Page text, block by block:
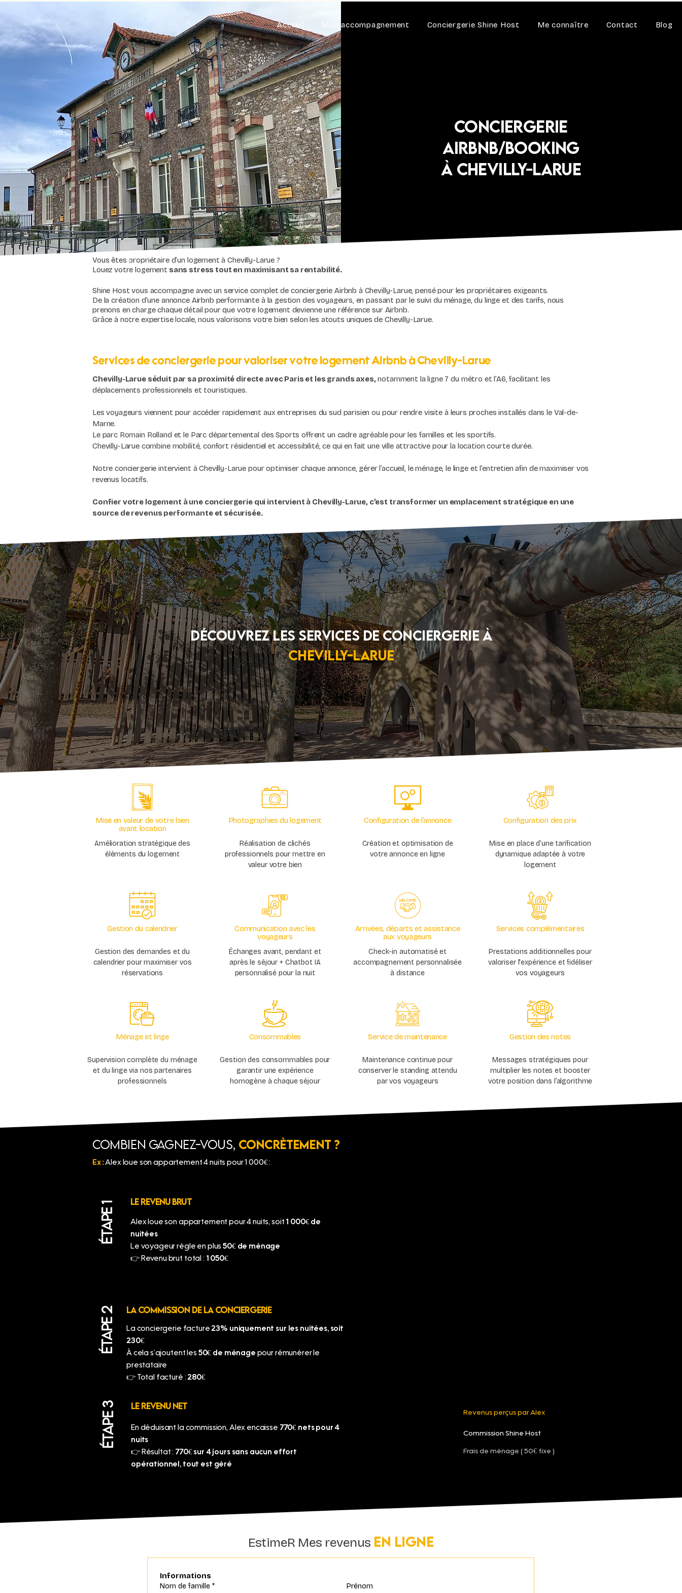
Accueil Mon accompagnement Conciergerie Shine Host Me connaître Contact Blog
Conciergerie
Airbnb/Booking
à Chevilly-Larue
Vous êtes propriétaire d’un logement à Chevilly-Larue ?
Louez votre logement sans stress tout en maximisant sa rentabilité.
Shine Host vous accompagne avec un service complet de conciergerie Airbnb à Chevilly-Larue, pensé pour les propriétaires exigeants.
De la création d’une annonce Airbnb performante à la gestion des voyageurs, en passant par le suivi du ménage, du linge et des tarifs, nous
prenons en charge chaque détail pour que votre logement devienne une référence sur Airbnb.
Grâce à notre expertise locale, nous valorisons votre bien selon les atouts uniques de Chevilly-Larue.
Services de conciergerie pour valoriser votre logement Airbnb à Chevilly-Larue
Chevilly-Larue séduit par sa proximité directe avec Paris et les grands axes,notamment la ligne 7 du métro et l’A6, facilitant les
déplacements professionnels et touristiques.
Les voyageurs viennent pour accéder rapidement aux entreprises du sud parisien ou pour rendre visite à leurs proches installés dans le Val-de-
Marne.
Le parc Romain Rolland et le Parc départemental des Sports offrent un cadre agréable pour les familles et les sportifs.
Chevilly-Larue combine mobilité, confort résidentiel et accessibilité, ce qui en fait une ville attractive pour la location courte durée.
Notre conciergerie intervient à Chevilly-Larue pour optimiser chaque annonce, gérer l’accueil, le ménage, le linge et l’entretien afin de maximiser vos
revenus locatifs.
Confier votre logement à une conciergerie qui intervient à Chevilly-Larue, c’est transformer un emplacement stratégique en une
source de revenus performante et sécurisée.
Découvrez Les services de conciergerie à
Chevilly-Larue
Mise en valeur de votre bien
avant location
Amélioration stratégique des
éléments du logement
Gestion du calendrier
Gestion des demandes et du
calendrier pour maximiser vos
réservations
Ménage et linge
Supervision complète du ménage
et du linge via nos partenaires
professionnels
Photographies du logement
Réalisation de clichés
professionnels pour mettre en
valeur votre bien
Communication avec les
voyageurs
Échanges avant, pendant et
après le séjour + Chatbot IA
personnalisé pour la nuit
Consommables
Gestion des consommables pour
garantir une expérience
homogène à chaque séjour
Configuration de l’annonce
Création et optimisation de
votre annonce en ligne
Arrivées, départs et assistance
aux voyageurs
Check-in automatisé et
accompagnement personnalisée
à distance
Service de maintenance
Maintenance continue pour
conserver le standing attendu
par vos voyageurs
Configuration des prix
Mise en place d’une tarification
dynamique adaptée à votre
logement
Services complémentaires
Prestations additionnelles pour
valoriser l'expérience et fidéliser
vos voyageurs
Gestion des notes
Messages stratégiques pour
multiplier les notes et booster
votre position dans l’algorithme
Combien gagnez-vous, concrètement ?
Ex :Alex loue son appartement 4 nuits pour 1 000€ :
ÉTAPE 1 LE REVENU BRUT
Alex loue son appartement pour 4 nuits, soit 1 000€ de
nuitées
Le voyageur règle en plus50€ de ménage
👉 Revenu brut total : 1 050€
ÉTAPE 2 LA COMMISSION DE LA CONCIERGERIE
La conciergerie facture23% uniquement sur les nuitées, soit
230€
À cela s’ajoutent les 50€ de ménage pour rémunérer le
prestataire
👉 Total facturé :280€
ÉTAPE 3 LE REVENU NET
En déduisant la commission, Alex encaisse 770€ nets pour 4
nuits
👉 Résultat : 770€ sur 4 jours sans aucun effort
opérationnel, tout est géré
Revenus perçus par Alex
Commission Shine Host
Frais de ménage ( 50€ fixe )
EstimeR Mes revenus En ligne
Informations
Nom de famille * Prénom